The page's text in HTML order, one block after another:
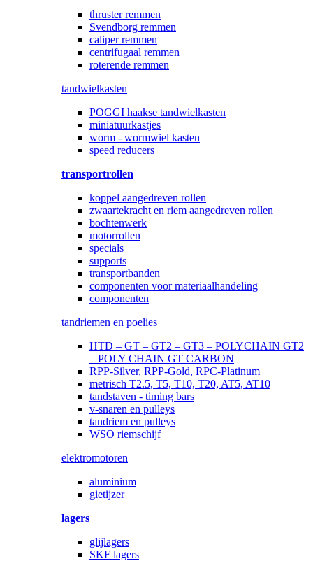
thruster remmen
Svendborg remmen
caliper remmen
centrifugaal remmen
roterende remmen
tandwielkasten
POGGI haakse tandwielkasten
miniatuurkastjes
worm - wormwiel kasten
speed reducers
transportrollen
koppel aangedreven rollen
zwaartekracht en riem aangedreven rollen
bochtenwerk
motorrollen
specials
supports
transportbanden
componenten voor materiaalhandeling
componenten
tandriemen en poelies
HTD – GT – GT2 – GT3 – POLYCHAIN GT2
– POLY CHAIN GT CARBON
RPP-Silver, RPP-Gold, RPC-Platinum
metrisch T2.5, T5, T10, T20, AT5, AT10
tandstaven - timing bars
v-snaren en pulleys
tandriem en pulleys
WSO riemschijf
elektromotoren
aluminium
gietijzer
lagers
glijlagers
SKF lagers